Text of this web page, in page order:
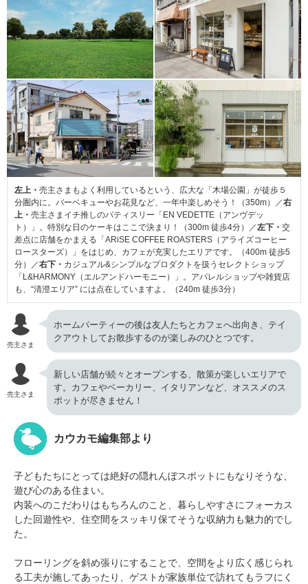
左上・ 売主さまもよく利用しているという、広大な「木場公園」が徒歩５
分圏内に。バーベキューやお花見など、一年中楽しめそう！（350m）／右
上・ 売主さまイチ推しのパティスリー「EN VEDETTE（アンヴデッ
ト）」。特別な日のケーキはここで決まり！（300m 徒歩4分）／左下・ 交
差点に店舗をかまえる「ARiSE COFFEE ROASTERS（アライズコーヒー
ロースターズ）」をはじめ、カフェが充実したエリアです。（400m 徒歩5
分）／右下・ カジュアル&シンプルなプロダクトを扱うセレクトショップ
「L&HARMONY（エルアンドハーモニー）」。アパレルショップや雑貨店
も、“清澄エリア” には点在していますよ。（240m 徒歩3分）
売主さま
ホームパーティーの後は友人たちとカフェへ出向き、テイ
クアウトしてお散歩するのが楽しみのひとつです。
売主さま
新しい店舗が続々とオープンする、散策が楽しいエリアで
す。カフェやベーカリー、イタリアンなど、オススメのス
ポットが尽きません！
カウカモ編集部より
子どもたちにとっては絶好の隠れんぼスポットにもなりそうな、
遊び心のある住まい。
内装へのこだわりはもちろんのこと、暮らしやすさにフォーカス
した回遊性や、住空間をスッキリ保てそうな収納力も魅力的でし
た。
フローリングを斜め張りにすることで、空間をより広く感じられ
る工夫が施してあったり、ゲストが家族単位で訪れてもラフにく